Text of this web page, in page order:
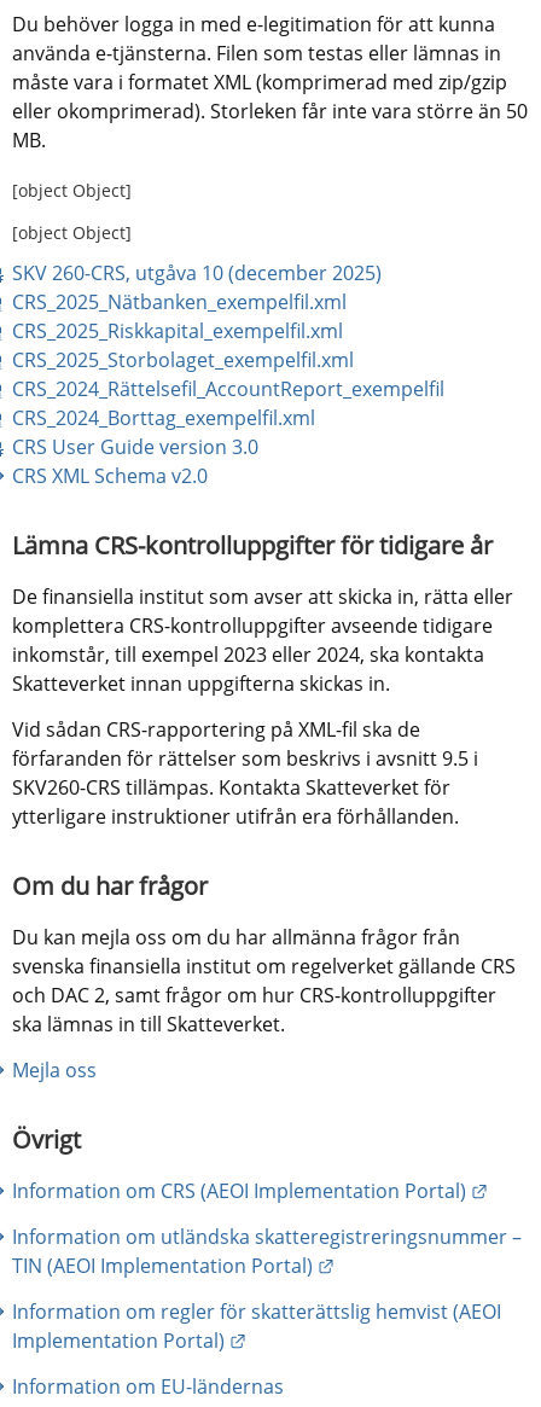
Du behöver logga in med e-legitimation för att kunna
använda e-tjänsterna. Filen som testas eller lämnas in
måste vara i formatet XML (komprimerad med zip/gzip
eller okomprimerad). Storleken får inte vara större än 50
MB.
[object Object]
[object Object]
SKV 260-CRS, utgåva 10 (december 2025)
CRS_2025_Nätbanken_exempelfil.xml
CRS_2025_Riskkapital_exempelfil.xml
CRS_2025_Storbolaget_exempelfil.xml
CRS_2024_Rättelsefil_AccountReport_exempelfil
CRS_2024_Borttag_exempelfil.xml
CRS User Guide version 3.0pdf, 5 MB.
CRS XML Schema v2.0zip, 17 kB.
Lämna CRS-kontrolluppgifter för tidigare år
De finansiella institut som avser att skicka in, rätta eller
komplettera CRS-kontrolluppgifter avseende tidigare
inkomstår, till exempel 2023 eller 2024, ska kontakta
Skatteverket innan uppgifterna skickas in.
Vid sådan CRS-rapportering på XML-fil ska de
förfaranden för rättelser som beskrivs i avsnitt 9.5 i
SKV260-CRS tillämpas. Kontakta Skatteverket för
ytterligare instruktioner utifrån era förhållanden.
Om du har frågor
Du kan mejla oss om du har allmänna frågor från
svenska finansiella institut om regelverket gällande CRS
och DAC 2, samt frågor om hur CRS-kontrolluppgifter
ska lämnas in till Skatteverket.
Mejla oss
Övrigt
Information om CRS (AEOI Implementation Portal)
Information om utländska skatteregistreringsnummer –
TIN (AEOI Implementation Portal)
Information om regler för skatterättslig hemvist (AEOI
Implementation Portal)
Information om EU-ländernas